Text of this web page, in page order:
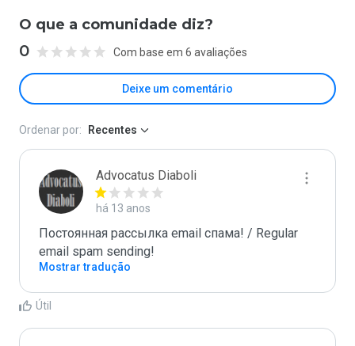
O que a comunidade diz?
0 Com base em 6 avaliações
Deixe um comentário
Ordenar por: Recentes
Advocatus Diaboli
há 13 anos
Постоянная рассылка email спама! / Regular
email spam sending!
Mostrar tradução
Útil